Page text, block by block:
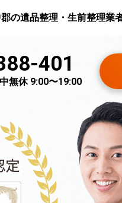
の遺品整理・生前整理業
401
無休 9:00〜19:00